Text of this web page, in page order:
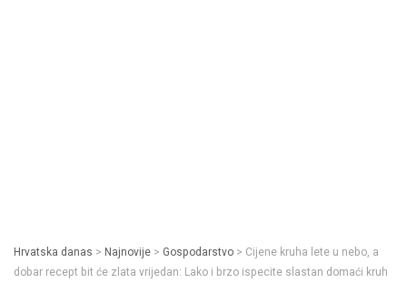
Hrvatska danas > Najnovije > Gospodarstvo > Cijene kruha lete u nebo, a
dobar recept bit će zlata vrijedan: Lako i brzo ispecite slastan domaći kruh